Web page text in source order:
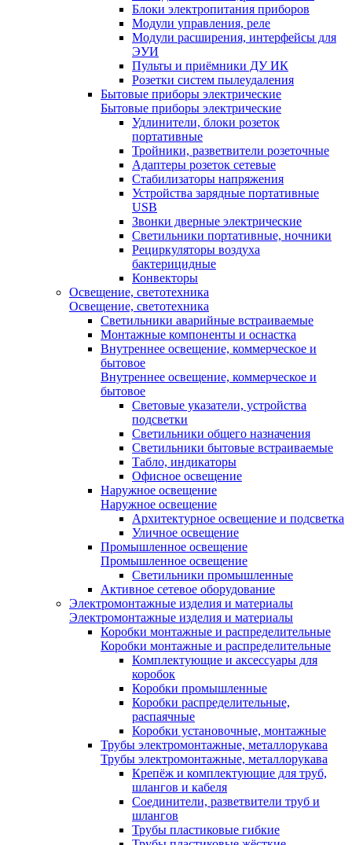
Блоки электропитания приборов
Модули управления, реле
Модули расширения, интерфейсы для
ЭУИ
Пульты и приёмники ДУ ИК
Розетки систем пылеудаления
Бытовые приборы электрические
Бытовые приборы электрические
Удлинители, блоки розеток
портативные
Тройники, разветвители розеточные
Адаптеры розеток сетевые
Стабилизаторы напряжения
Устройства зарядные портативные
USB
Звонки дверные электрические
Светильники портативные, ночники
Рециркуляторы воздуха
бактерицидные
Конвекторы
Освещение, светотехника
Освещение, светотехника
Светильники аварийные встраиваемые
Монтажные компоненты и оснастка
Внутреннее освещение, коммерческое и
бытовое
Внутреннее освещение, коммерческое и
бытовое
Световые указатели, устройства
подсветки
Светильники общего назначения
Светильники бытовые встраиваемые
Табло, индикаторы
Офисное освещение
Наружное освещение
Наружное освещение
Архитектурное освещение и подсветка
Уличное освещение
Промышленное освещение
Промышленное освещение
Светильники промышленные
Активное сетевое оборудование
Электромонтажные изделия и материалы
Электромонтажные изделия и материалы
Коробки монтажные и распределительные
Коробки монтажные и распределительные
Комплектующие и аксессуары для
коробок
Коробки промышленные
Коробки распределительные,
распаячные
Коробки установочные, монтажные
Трубы электромонтажные, металлорукава
Трубы электромонтажные, металлорукава
Крепёж и комплектующие для труб,
шлангов и кабеля
Соединители, разветвители труб и
шлангов
Трубы пластиковые гибкие